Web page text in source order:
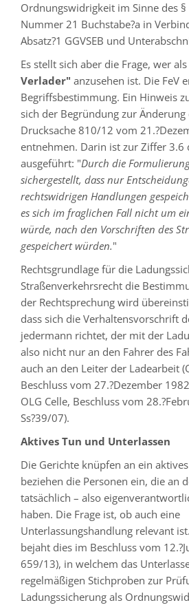
Ordnungswidrigkeit im Sinne des §
Nummer 21 Buchstabe?a in
Absatz?1 GGVSEB und
Es stellt sich aber die Frage, wer als
Verlader" anzusehen ist. Die FeV
Begriffsbestimmung. Ein Hinweis
sich der Begründung zur Änderung
Drucksache 810/12 vom
entnehmen. Darin ist zur Ziffer 3.6
ausgeführt: "Durch die
sichergestellt, dass nur
rechtswidrigen Handlungen
es sich im fraglichen Fall nicht um
würde, nach den Vorschriften des
gespeichert würden."
Rechtsgrundlage für die
Straßenverkehrsrecht die
der Rechtsprechung wird
dass sich die Verhaltensvorschrift
jedermann richtet, der mit der
also nicht nur an den Fahrer des
auch an den Leiter der Ladearbeit
Beschluss vom 27.?Dezember
OLG Celle, Beschluss vom
Ss?39/07).
Aktives Tun und Unterlassen
Die Gerichte knüpfen an ein
beziehen die Personen ein, die an
tatsächlich – also
haben. Die Frage ist, ob auch eine
Unterlassungshandlung relevant
bejaht dies im Beschluss vom
659/13), in welchem das
regelmäßigen Stichproben zur
Ladungssicherung als